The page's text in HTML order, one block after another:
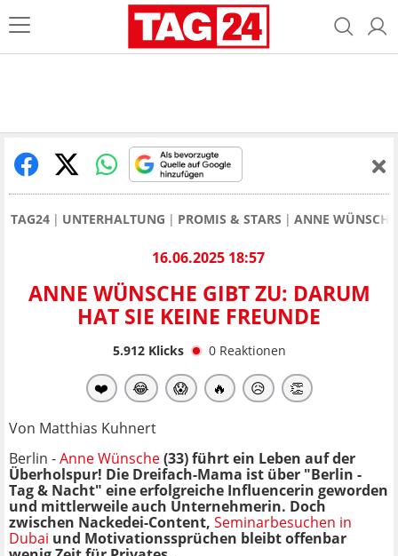
TAG24 UNTERHALTUNG PROMIS & STARS ANNE WÜNSCHE
16.06.2025 18:57
ANNE WÜNSCHE GIBT ZU: DARUM
HAT SIE KEINE FREUNDE
5.912Klicks 0 Reaktionen
❤️ 😂 😱 🔥 😥 👏
Von Matthias Kuhnert
Berlin -Anne Wünsche(33) führt ein Leben auf der
Überholspur! Die Dreifach-Mama ist über "Berlin -
Tag & Nacht" eine erfolgreiche Influencerin geworden
und mittlerweile auch Unternehmerin. Doch
zwischen Nackedei-Content, Seminarbesuchen in
Dubai und Motivationssprüchen bleibt offenbar